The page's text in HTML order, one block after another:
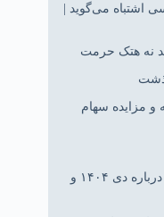
اشتباه می‌گوید |
نه هتک حرمت
و مزایده سهام
پاسخ رئیس جمهور به سوال خبرنگار انصاف درباره دی ۱۴۰۴ و